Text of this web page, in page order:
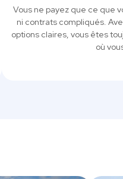
Vous ne payez que ce que
ni contrats compliqués.
options claires, vous êtes
où